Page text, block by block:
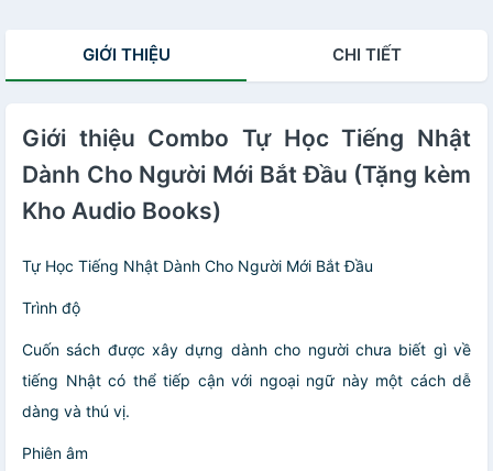
GIỚI THIỆU CHI TIẾT
Giới thiệu Combo Tự Học Tiếng Nhật
Dành Cho Người Mới Bắt Đầu (Tặng kèm
Kho Audio Books)
Tự Học Tiếng Nhật Dành Cho Người Mới Bắt Đầu
Trình độ
Cuốn sách được xây dựng dành cho người chưa biết gì về
tiếng Nhật có thể tiếp cận với ngoại ngữ này một cách dễ
dàng và thú vị.
Phiên âm